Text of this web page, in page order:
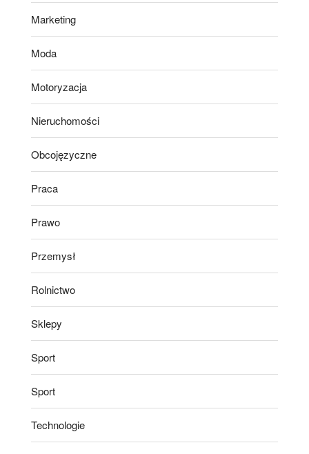
Marketing
Moda
Motoryzacja
Nieruchomości
Obcojęzyczne
Praca
Prawo
Przemysł
Rolnictwo
Sklepy
Sport
Sport
Technologie